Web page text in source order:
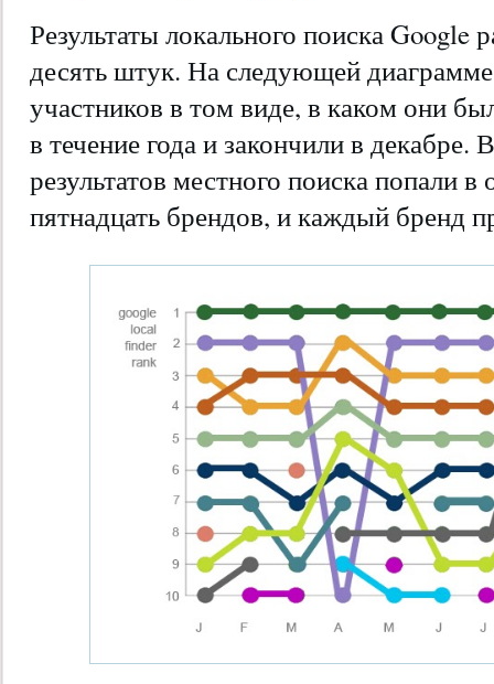
Результаты локального поиска Google
десять штук. На следующей
участников в том виде, в каком они
в течение года и закончили в декабре.
результатов местного поиска попали
пятнадцать брендов, и каждый бренд